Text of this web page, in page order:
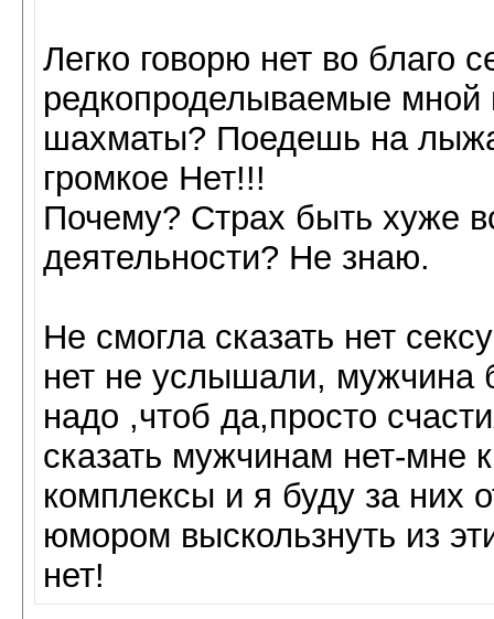
Легко говорю нет во благо
редкопроделываемые мной
шахматы? Поедешь на
громкое Нет!!!
Почему? Страх быть хуже
деятельности? Не знаю.
Не смогла сказать нет
нет не услышали, мужчина
надо ,чтоб да,просто
сказать мужчинам нет-мне
комплексы и я буду за них
юмором выскользнуть из
нет!